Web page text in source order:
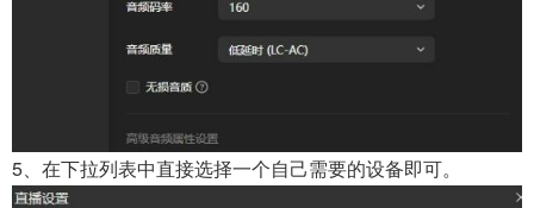
5、在下拉列表中直接选择一个自己需要的设备即可。